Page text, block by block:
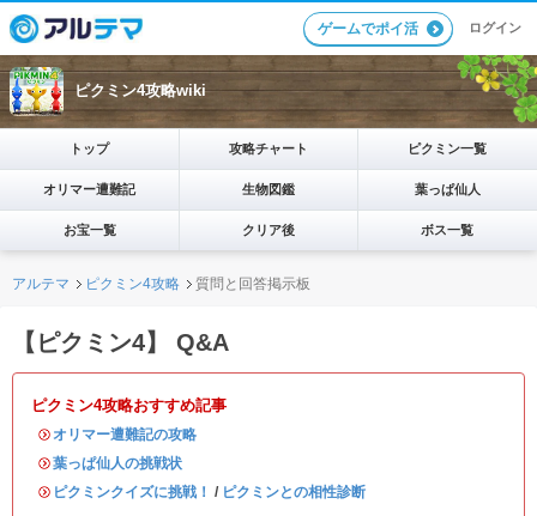
ゲームでポイ活 ログイン
ピクミン4攻略wiki
トップ 攻略チャート ピクミン一覧
オリマー遭難記 生物図鑑 葉っぱ仙人
お宝一覧 クリア後 ボス一覧
アルテマ ピクミン4攻略 質問と回答掲示板
【ピクミン4】 Q&A
ピクミン4攻略おすすめ記事
・ オリマー遭難記の攻略
・葉っぱ仙人の挑戦状
・ ピクミンクイズに挑戦！ / ピクミンとの相性診断